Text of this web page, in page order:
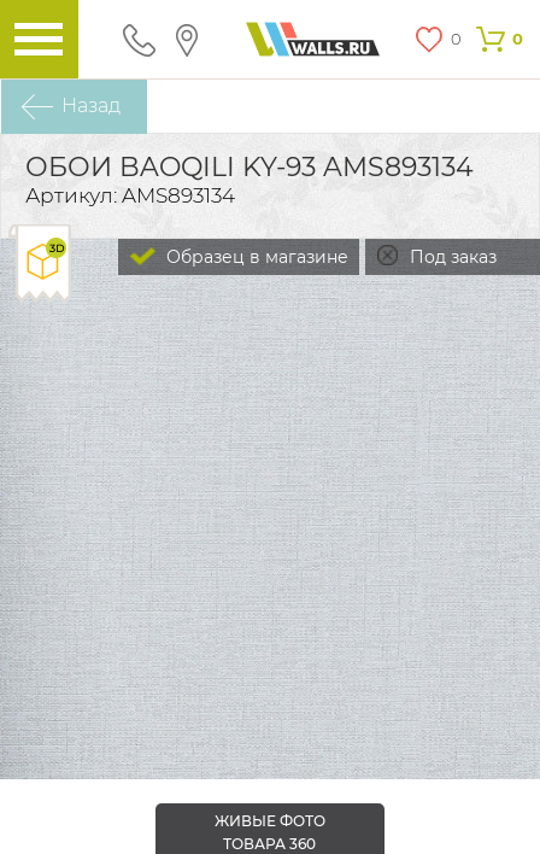
0 0
Назад
ОБОИ BAOQILI KY-93 AMS893134
Артикул: AMS893134
Под заказ
Образец в магазине
ЖИВЫЕ ФОТО
ТОВАРА 360